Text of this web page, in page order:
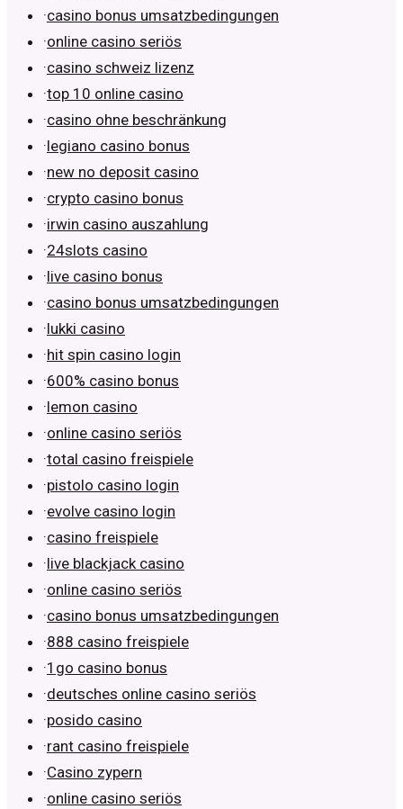
·casino bonus umsatzbedingungen
·online casino seriös
·casino schweiz lizenz
·top 10 online casino
·casino ohne beschränkung
·legiano casino bonus
·new no deposit casino
·crypto casino bonus
·irwin casino auszahlung
·24slots casino
·live casino bonus
·casino bonus umsatzbedingungen
·lukki casino
·hit spin casino login
·600% casino bonus
·lemon casino
·online casino seriös
·total casino freispiele
·pistolo casino login
·evolve casino login
·casino freispiele
·live blackjack casino
·online casino seriös
·casino bonus umsatzbedingungen
·888 casino freispiele
·1go casino bonus
·deutsches online casino seriös
·posido casino
·rant casino freispiele
·Casino zypern
·online casino seriös